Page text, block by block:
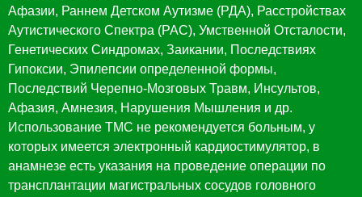
Афазии, Раннем Детском Аутизме (РДА), Расстройствах
Аутистического Спектра (РАС), Умственной Отсталости,
Генетических Синдромах, Заикании, Последствиях
Гипоксии, Эпилепсии определенной формы,
Последствий Черепно-Мозговых Травм, Инсультов,
Афазия, Амнезия, Нарушения Мышления и др.
Использование ТМС не рекомендуется больным, у
которых имеется электронный кардиостимулятор, в
анамнезе есть указания на проведение операции по
трансплантации магистральных сосудов головного